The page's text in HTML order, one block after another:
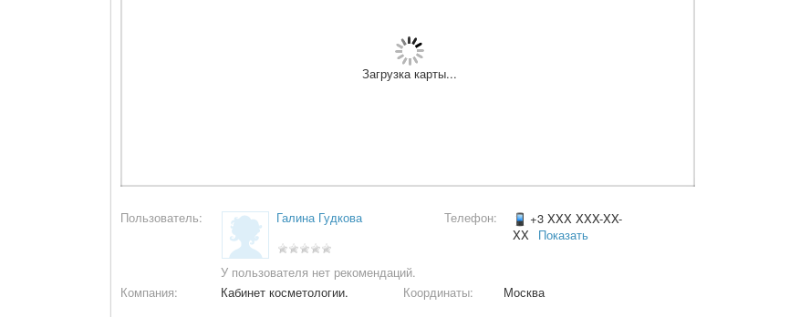
Загрузка карты...
Пользователь: Галина Гудкова Телефон:
+3 XXX XXX-XX-
XX
Показать
У пользователя нет рекомендаций.
Компания:
Кабинет косметологии. Координаты: Москва